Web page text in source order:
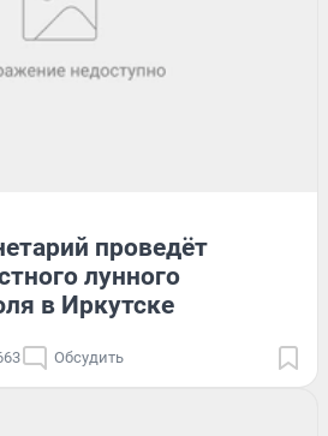
проведёт
лунного
в Иркутске
Обсудить